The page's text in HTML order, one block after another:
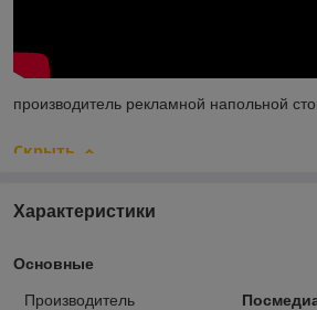
производитель рекламной напольной
Скрыть
Характеристики
Основные
Производитель